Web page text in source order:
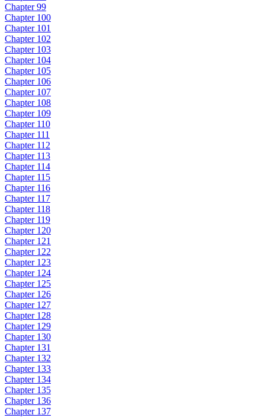
Chapter 99
Chapter 100
Chapter 101
Chapter 102
Chapter 103
Chapter 104
Chapter 105
Chapter 106
Chapter 107
Chapter 108
Chapter 109
Chapter 110
Chapter 111
Chapter 112
Chapter 113
Chapter 114
Chapter 115
Chapter 116
Chapter 117
Chapter 118
Chapter 119
Chapter 120
Chapter 121
Chapter 122
Chapter 123
Chapter 124
Chapter 125
Chapter 126
Chapter 127
Chapter 128
Chapter 129
Chapter 130
Chapter 131
Chapter 132
Chapter 133
Chapter 134
Chapter 135
Chapter 136
Chapter 137